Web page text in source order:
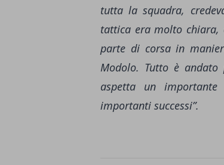
tutta la squadra,
tattica era molto chiara,
parte di corsa in
Modolo. Tutto è
aspetta un
importanti successi”.